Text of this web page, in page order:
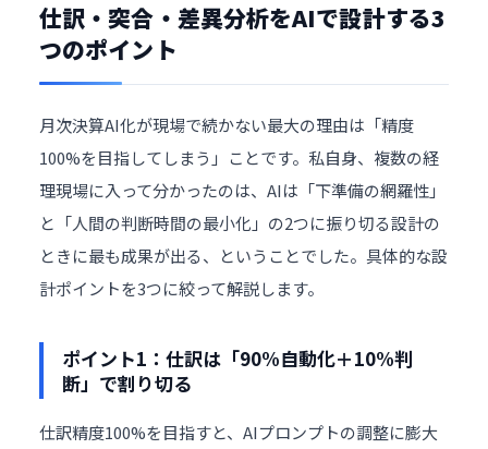
仕訳・突合・差異分析をAIで設計する3
つのポイント
月次決算AI化が現場で続かない最大の理由は「精度
100%を目指してしまう」ことです。私自身、複数の経
理現場に入って分かったのは、AIは「下準備の網羅性」
と「人間の判断時間の最小化」の2つに振り切る設計の
ときに最も成果が出る、ということでした。具体的な設
計ポイントを3つに絞って解説します。
ポイント1：仕訳は「90%自動化＋10%判
断」で割り切る
仕訳精度100%を目指すと、AIプロンプトの調整に膨大